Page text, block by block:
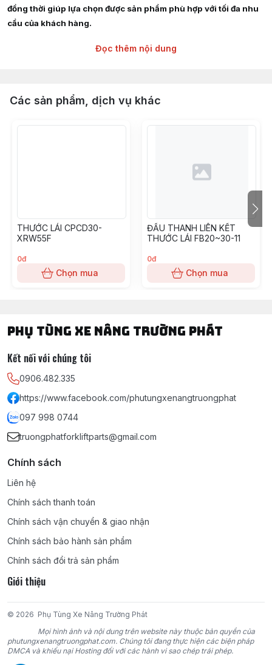
đồng thời giúp lựa chọn được sản phẩm phù hợp với tối đa nhu
cầu của khách hàng.
Giao hàng siêu tốc nội thành HCM, Hà Nội, Bình Dương, Đồng
Phụ tùng, linh kiện, chi tiết kỹ thuật xe nâng hàng các hãng :
TOYOTA, TCM, MITSUBISHI, KOMAT'SU, HELI, HANGCHA,
Càng nâng hạ hàng hóa từ 2,5 tấn - 3 tấn - 4 tấn - 5 tấn - 6 tấn -
Vỏ đặc xe nâng : 400-8, 500-8, 600-9, 650-10, 700-12, 815-
Xích nâng hạ hàng hóa : BL523, BL534, BL623, BL634, BL644,
Engine Model.
TOYOTA:3P, 4P, 5K, 4Y, 2F, 3F, 1DZ, 5P, 5R, 2J, 1DZ, 1DZ-II, 1FZ,
1Z, 2Z, 2Z-II, 3Z, H, 2H, 2D, 11Z, 12Z, 13Z, 14Z, 15Z;
MITSUBISHI:4G15, 4G32, 4G33, 4G41, 4G52, 4G54, 4G63,
4G64, 4DR5, 4DQ5, 4DQ7, S4Q2, S4E, S4E2, S4S, 6DR5, S6S,
KOMATSU:
6D125;
TCM:
4FA1, 4FE1, C190, C221, C240, 4BC2, 4LB1, 4JG2, 6BB1,
NISSAN:D11, J15, J16, A12, A15, Z24, H20, H21-II, H15, H25, K15,
YANMAR:4TNE98, 4TNE94, 4TNE94L, 4TNV94L;
Đọc thêm nội dung
Các sản phẩm, dịch vụ khác
THƯỚC LÁI CPCD30-
XRW55F
0đ
Chọn mua
ĐẦU THANH LIÊN KẾT
THƯỚC LÁI FB20~30-11
0đ
Chọn mua
PHỤ TÙNG XE NÂNG TRƯỜNG PHÁT
Kết nối với chúng tôi
0906.482.335
https://www.facebook.com/phutungxenangtruongphat
097 998 0744
truongphatforkliftparts@gmail.com
Chính sách
Liên hệ
Chính sách thanh toán
Chính sách vận chuyển & giao nhận
Chính sách bảo hành sản phẩm
Chính sách đổi trả sản phẩm
Giới thiệu
© 2026 Phụ Tùng Xe Nâng Trường Phát
Mọi hình ảnh và nội dung trên website này thuộc bản quyền của
phutungxenangtruongphat.com. Chúng tôi đang thực hiện các biện pháp
DMCA và khiếu nại Hosting đối với các hành vi sao chép trái phép.